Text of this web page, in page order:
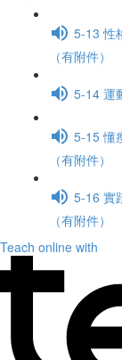
5-13 性
（有附件）
5-14 運
5-15 懂
（有附件）
5-16 實
（有附件）
Teach online with